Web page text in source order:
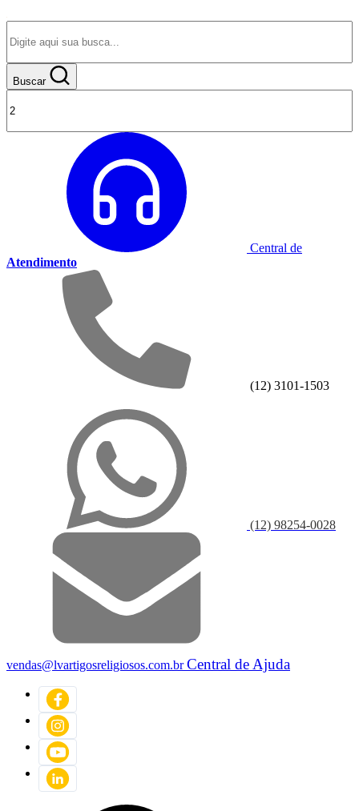
Buscar
Central de
Atendimento
(12) 3101-1503
(12) 98254-0028
vendas@lvartigosreligiosos.com.brCentral de Ajuda